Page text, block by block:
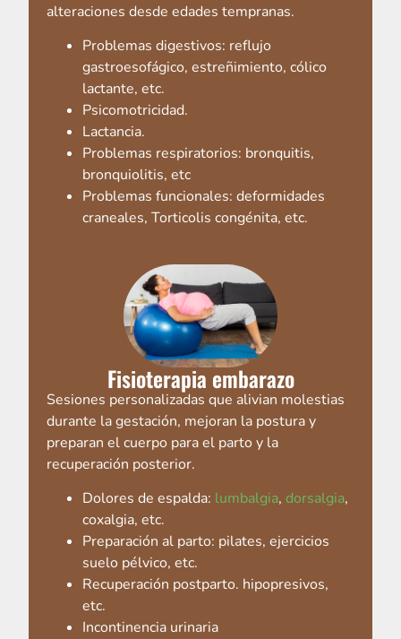
alteraciones desde edades tempranas.
Problemas digestivos: reflujo
gastroesofágico, estreñimiento, cólico
lactante, etc.
Psicomotricidad.
Lactancia.
Problemas respiratorios: bronquitis,
bronquiolitis, etc
Problemas funcionales: deformidades
craneales, Torticolis congénita, etc.
Fisioterapia embarazo
Sesiones personalizadas que alivian molestias
durante la gestación, mejoran la postura y
preparan el cuerpo para el parto y la
recuperación posterior.
Dolores de espalda: lumbalgia, dorsalgia,
coxalgia, etc.
Preparación al parto: pilates, ejercicios
suelo pélvico, etc.
Recuperación postparto. hipopresivos,
etc.
Incontinencia urinaria